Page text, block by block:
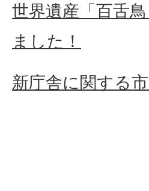
世界遺産「百舌
ました！
新庁舎に関する